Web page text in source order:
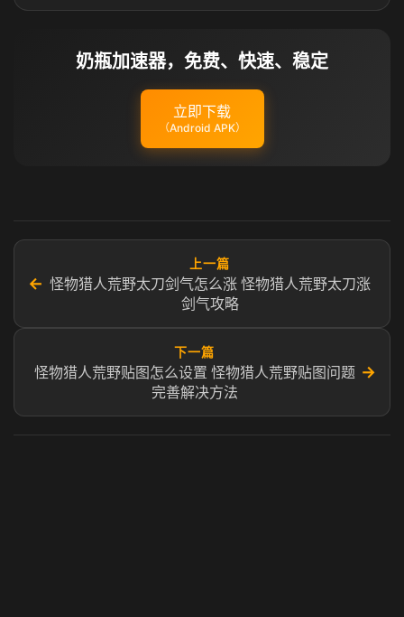
奶瓶加速器，免费、快速、稳定
立即下载
（Android APK）
←
上一篇
怪物猎人荒野太刀剑气怎么涨 怪物猎人荒野太刀涨
剑气攻略
下一篇
怪物猎人荒野贴图怎么设置 怪物猎人荒野贴图问题
完善解决方法
→